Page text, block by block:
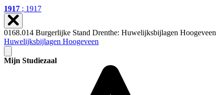
1917 ; 1917
0168.014 Burgerlijke Stand Drenthe: Huwelijksbijlagen Hoogeveen
Huwelijksbijlagen Hoogeveen
Mijn Studiezaal